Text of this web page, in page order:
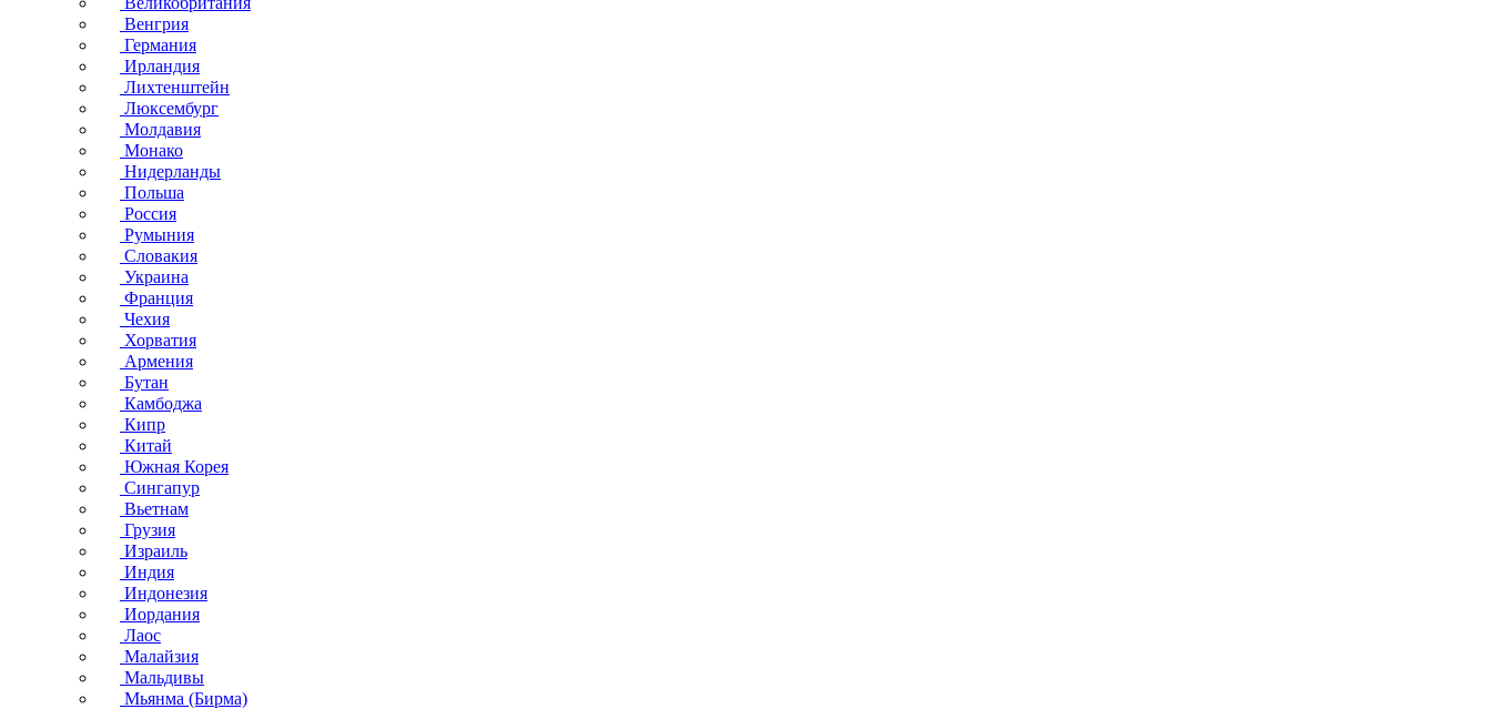
Венгрия
Германия
Ирландия
Лихтенштейн
Люксембург
Молдавия
Монако
Нидерланды
Польша
Россия
Румыния
Словакия
Украина
Франция
Чехия
Хорватия
Армения
Бутан
Камбоджа
Кипр
Китай
Южная Корея
Сингапур
Вьетнам
Грузия
Израиль
Индия
Индонезия
Иордания
Лаос
Малайзия
Мальдивы
Мьянма (Бирма)